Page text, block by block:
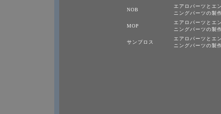
NOB
エアロパーツとエ
ニングパーツの製
MOP
エアロパーツとエ
ニングパーツの製
サンプロス
エアロパーツとエ
ニングパーツの製